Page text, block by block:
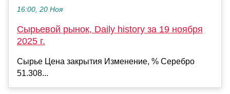
16:00, 20 Ноя
Сырьевой рынок, Daily history за 19 ноября
2025 г.
Сырье Цена закрытия Изменение, % Серебро
51.308...